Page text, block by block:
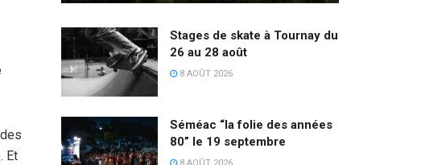
Et
Stages de skate à Tournay du
26 au 28 août
8 AOÛT 2026
Séméac “la folie des années
80” le 19 septembre